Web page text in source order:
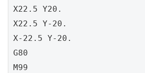
X22.5 Y20.
X22.5 Y-20.
X-22.5 Y-20.
G80
M99